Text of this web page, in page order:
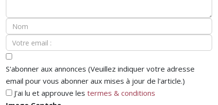
S'abonner aux annonces (Veuillez indiquer votre adresse
email pour vous abonner aux mises à jour de l'article.)
J'ai lu et approuve les termes & conditions